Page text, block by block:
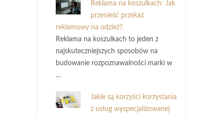
Reklama na koszulkach: Jak
przenieść przekaz
reklamowy na odzież?
Reklama na koszulkach to jeden z
najskuteczniejszych sposobów na
budowanie rozpoznawalności marki w
…
Jakie są korzyści korzystania
z usług wyspecjalizowanej